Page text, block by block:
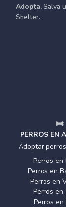
Adopta. Salva
Shelter.
PERROS EN
Adoptar
Perros en
Perros en
Perros en
Perros en
Perros en